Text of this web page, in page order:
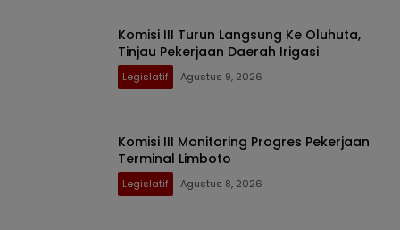
Komisi III Turun Langsung Ke Oluhuta,
Tinjau Pekerjaan Daerah Irigasi
Legislatif Agustus 9, 2026
Komisi III Monitoring Progres Pekerjaan
Terminal Limboto
Legislatif Agustus 8, 2026